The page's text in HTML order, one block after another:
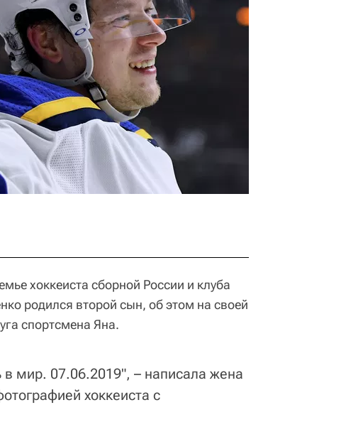
хоккеиста сборной России и клуба
родился второй сын, об этом на своей
спортсмена Яна.
мир. 07.06.2019", – написала жена
хоккеиста с